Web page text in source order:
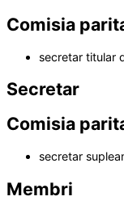
Comisia
secretar titular
Secretar
Comisia
secretar
Membri